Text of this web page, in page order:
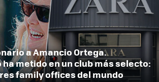
a Amancio Ortega.
metido en un club más selecto:
family offices del mundo